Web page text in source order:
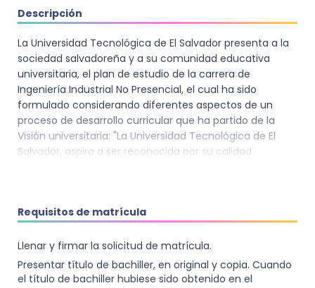
Descripción
La Universidad Tecnológica de El Salvador presenta a la
sociedad salvadoreña y a su comunidad educativa
universitaria, el plan de estudio de la carrera de
Ingeniería Industrial No Presencial, el cual ha sido
formulado considerando diferentes aspectos de un
proceso de desarrollo curricular que ha partido de la
Visión universitaria: "La Universidad Tecnológica de El
Salvador, aspira a ser reconocida por su calidad
tenido muy en cuenta la Misión universitaria: "La
brindar a amplios sectores poblacionales, innovadores
servicios educativos, promoviendo su capacidad crítica
y su responsabilidad social; utilizando metodologías y
Requisitos de matrícula
Llenar y firmar la solicitud de matrícula.
Presentar título de bachiller, en original y copia. Cuando
el título de bachiller hubiese sido obtenido en el